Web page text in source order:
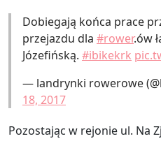
Dobiegają końca prace
przejazdu dla #rower.ów
Józefińską. #ibikekrk
— landrynki rowerowe
18, 2017
Pozostając w rejonie ul. Na